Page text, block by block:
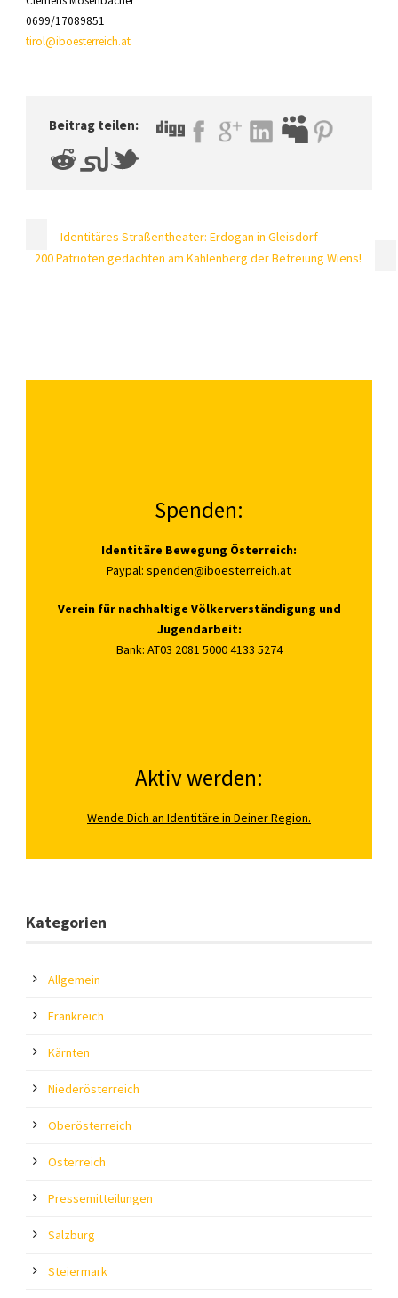
0699/17089851
tirol@iboesterreich.at
Beitrag teilen:
Identitäres Straßentheater: Erdogan in Gleisdorf
200 Patrioten gedachten am Kahlenberg der Befreiung Wiens!
Spenden:
Identitäre Bewegung Österreich:
Paypal: spenden@iboesterreich.at
Verein für nachhaltige Völkerverständigung und
Jugendarbeit:
Bank: AT03 2081 5000 4133 5274
Aktiv werden:
Wende Dich an Identitäre in Deiner Region.
Kategorien
Allgemein
Frankreich
Kärnten
Niederösterreich
Oberösterreich
Österreich
Pressemitteilungen
Salzburg
Steiermark